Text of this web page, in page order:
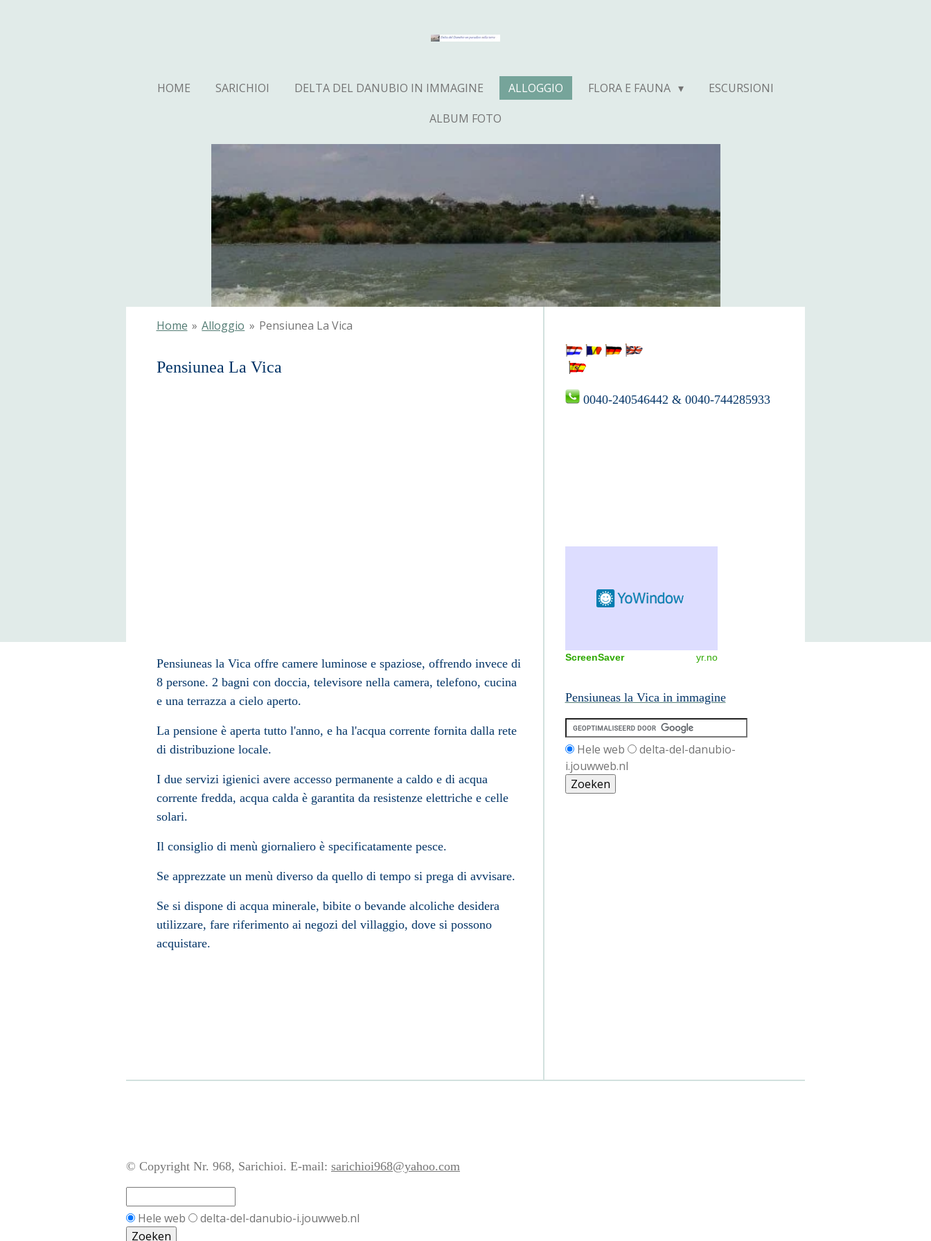
HOME SARICHIOI DELTA DEL DANUBIO IN IMMAGINE ALLOGGIO FLORA E FAUNA
ESCURSIONI
ALBUM FOTO
Home » Alloggio » Pensiunea La Vica
Pensiunea La Vica
Pensiuneas la Vica offre camere luminose e spaziose, offrendo invece di
8 persone. 2 bagni con doccia, televisore nella camera, telefono, cucina
e una terrazza a cielo aperto.
La pensione è aperta tutto l'anno, e ha l'acqua corrente fornita dalla rete
di distribuzione locale.
I due servizi igienici avere accesso permanente a caldo e di acqua
corrente fredda, acqua calda è garantita da resistenze elettriche e celle
solari.
Il consiglio di menù giornaliero è specificatamente pesce.
Se apprezzate un menù diverso da quello di tempo si prega di avvisare.
Se si dispone di acqua minerale, bibite o bevande alcoliche desidera
utilizzare, fare riferimento ai negozi del villaggio, dove si possono
acquistare.
0040-240546442 & 0040-744285933
ScreenSaver yr.no
Pensiuneas la Vica in immagine
Hele web
delta-del-danubio-
i.jouwweb.nl
© Copyright Nr. 968, Sarichioi. E-mail: sarichioi968@yahoo.com
Hele web delta-del-danubio-i.jouwweb.nl